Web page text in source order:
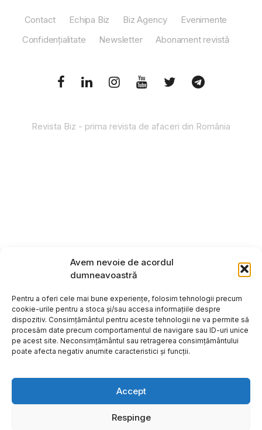
Avem nevoie de acordul
dumneavoastră
Pentru a oferi cele mai bune experiențe, folosim tehnologii precum
cookie-urile pentru a stoca și/sau accesa informațiile despre
dispozitiv. Consimțământul pentru aceste tehnologii ne va permite să
procesăm date precum comportamentul de navigare sau ID-uri unice
pe acest site. Neconsimțământul sau retragerea consimțământului
poate afecta negativ anumite caracteristici și funcții.
Accept
Respinge
Contact Echipa Biz Biz Agency
Evenimente
Confidențialitate
Newsletter Abonament revistă
Revista Biz - prima revista de afaceri din România
Copyright ©2026